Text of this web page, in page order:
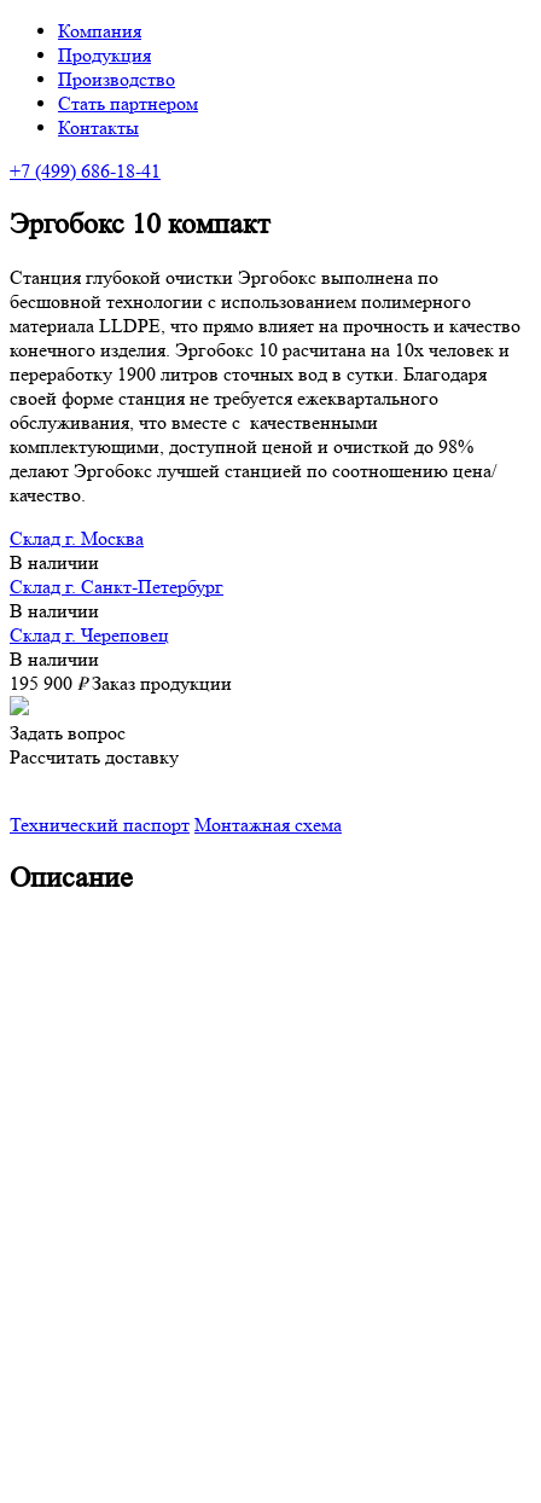
Компания
Продукция
Производство
Стать партнером
Контакты
+7 (499) 686-18-41
Эргобокс 10 компакт
Станция глубокой очистки Эргобокс выполнена по
бесшовной технологии с использованием полимерного
материала LLDPE, что прямо влияет на прочность и качество
конечного изделия. Эргобокс 10 расчитана на 10х человек и
переработку 1900 литров сточных вод в сутки. Благодаря
своей форме станция не требуется ежеквартального
обслуживания, что вместе с качественными
комплектующими, доступной ценой и очисткой до 98%
делают Эргобокс лучшей станцией по соотношению цена/
качество.
Склад г. Москва
В наличии
Склад г. Санкт-Петербург
В наличии
Склад г. Череповец
В наличии
195 900 ₽ Заказ продукции
Задать вопрос
Рассчитать доставку
Технический паспорт Монтажная схема
Описание